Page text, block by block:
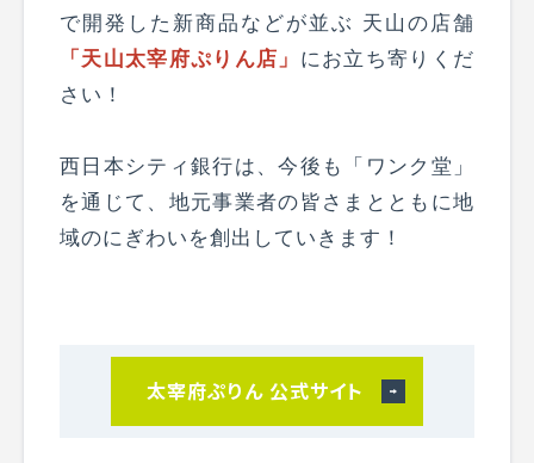
で開発した新商品などが並ぶ 天山の店舗
「天山太宰府ぷりん店」 にお立ち寄りくだ
さい！
西日本シティ銀行は、今後も「ワンク堂」
を通じて、地元事業者の皆さまとともに地
域のにぎわいを創出していきます！
太宰府ぷりん 公式サイト